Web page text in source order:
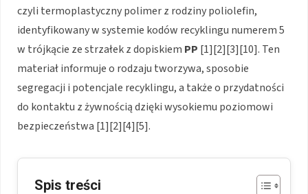
czyli termoplastyczny polimer z rodziny poliolefin,
identyfikowany w systemie kodów recyklingu numerem 5
w trójkącie ze strzałek z dopiskiem PP [1][2][3][10]. Ten
materiał informuje o rodzaju tworzywa, sposobie
segregacji i potencjale recyklingu, a także o przydatności
do kontaktu z żywnością dzięki wysokiemu poziomowi
bezpieczeństwa [1][2][4][5].
Spis treści